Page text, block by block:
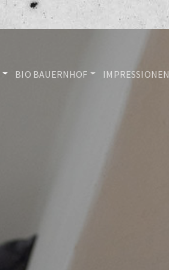
BIO BAUERNHOF IMPRESSIONEN